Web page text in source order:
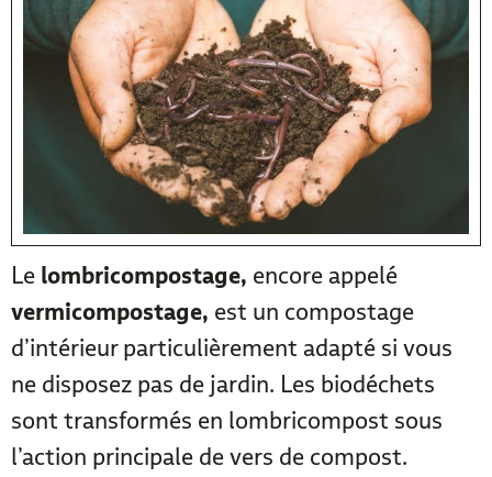
Le lombricompostage, encore appelé
vermicompostage, est un compostage
d’intérieur particulièrement adapté si vous
ne disposez pas de jardin. Les biodéchets
sont transformés en lombricompost sous
l’action principale de vers de compost.